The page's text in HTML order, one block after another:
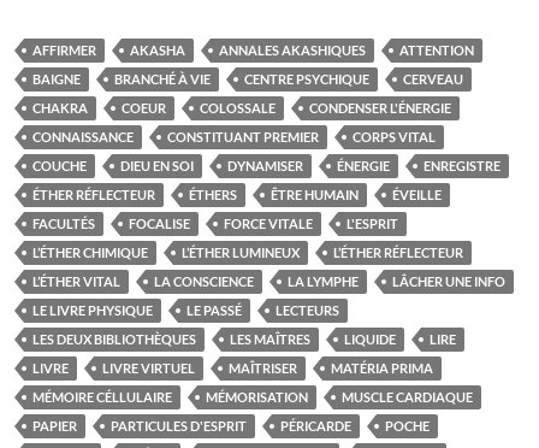
AFFIRMER AKASHA ANNALES AKASHIQUES
ATTENTION
BAIGNE
BRANCHÉ À VIE CENTRE PSYCHIQUE
CERVEAU
CHAKRA
COEUR COLOSSALE
CONDENSER L'ÉNERGIE
CONNAISSANCE
CONSTITUANT PREMIER
CORPS VITAL
COUCHE
DIEU EN SOI DYNAMISER ÉNERGIE
ENREGISTRE
ÉTHER RÉFLECTEUR
ÉTHERS ÊTRE HUMAIN
ÉVEILLE
FACULTÉS
FOCALISE FORCE VITALE
L'ESPRIT
L’ÉTHER CHIMIQUE
L’ÉTHER LUMINEUX
L’ÉTHER RÉFLECTEUR
L’ÉTHER VITAL
LA CONSCIENCE LA LYMPHE
LÂCHER UNE INFO
LE LIVRE PHYSIQUE
LE PASSÉ
LECTEURS
LES DEUX BIBLIOTHÈQUES
LES MAÎTRES LIQUIDE
LIRE
LIVRE
LIVRE VIRTUEL MAÎTRISER
MATÉRIA PRIMA
MÉMOIRE CÉLLULAIRE
MÉMORISATION
MUSCLE CARDIAQUE
PAPIER
PARTICULES D'ESPRIT PÉRICARDE
POCHE